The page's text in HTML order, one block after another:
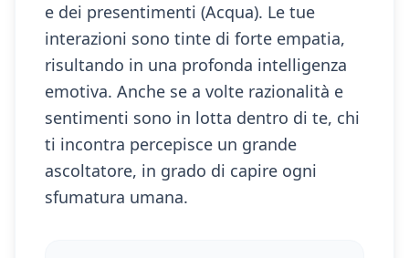
e dei presentimenti (Acqua). Le tue
interazioni sono tinte di forte empatia,
risultando in una profonda intelligenza
emotiva. Anche se a volte razionalità e
sentimenti sono in lotta dentro di te, chi
ti incontra percepisce un grande
ascoltatore, in grado di capire ogni
sfumatura umana.